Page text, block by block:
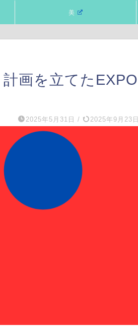
美
画を立てたEXPO
2025年5月31日 / 2025年9月23日